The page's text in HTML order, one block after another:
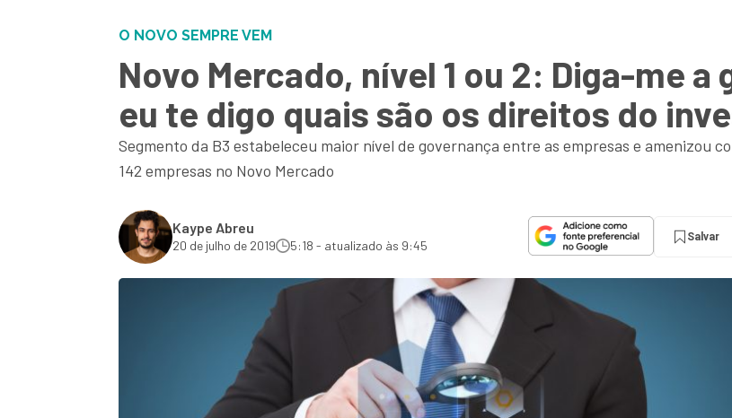
O NOVO SEMPRE VEM
Novo Mercado, nível 1 ou 2: Diga-me a
eu te digo quais são os direitos do
Segmento da B3 estabeleceu maior nível de governança entre as empresas e amenizou
142 empresas no Novo Mercado
Kaype Abreu
20 de julho de 2019 5:18 - atualizado às 9:45
Salvar